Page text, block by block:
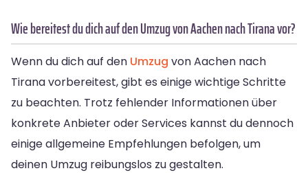
Wie bereitest du dich auf den Umzug von Aachen nach Tirana vor?
Wenn du dich auf den Umzug von Aachen nach
Tirana vorbereitest, gibt es einige wichtige Schritte
zu beachten. Trotz fehlender Informationen über
konkrete Anbieter oder Services kannst du dennoch
einige allgemeine Empfehlungen befolgen, um
deinen Umzug reibungslos zu gestalten.